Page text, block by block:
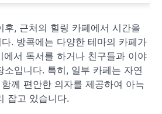
후, 근처의 힐링 카페에서 시간을
. 방콕에는 다양한 테마의 카페가
에서 독서를 하거나 친구들과 이야
소입니다. 특히, 일부 카페는 자연
께 편안한 의자를 제공하여 아늑
잡고 있습니다.